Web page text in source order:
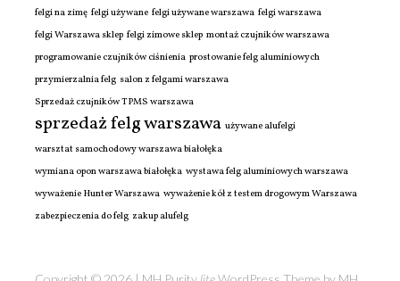
felgi na zimę felgi używane felgi używane warszawa felgi warszawa
felgi Warszawa sklep felgi zimowe sklep montaż czujników warszawa
programowanie czujników ciśnienia prostowanie felg aluminiowych
przymierzalnia felg salon z felgami warszawa
Sprzedaż czujników TPMS warszawa
sprzedaż felg warszawa używane alufelgi
warsztat samochodowy warszawa białołęka
wymiana opon warszawa białołęka wystawa felg aluminiowych warszawa
wyważenie Hunter Warszawa wyważenie kół z testem drogowym Warszawa
zabezpieczenia do felg zakup alufelg